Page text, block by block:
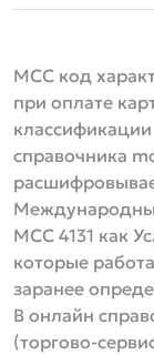
MCC код
при оплате
справочника
МСС 4131 как
которые
заранее
В онлайн
(торгово-